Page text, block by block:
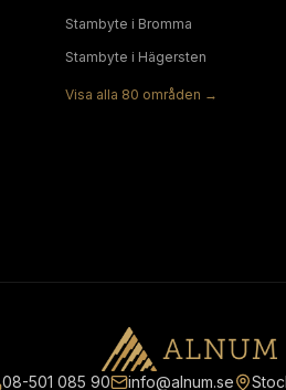
Stambyte i Bromma
Stambyte i Hägersten
Visa alla 80 områden →
08-501 085 90 info@alnum.se